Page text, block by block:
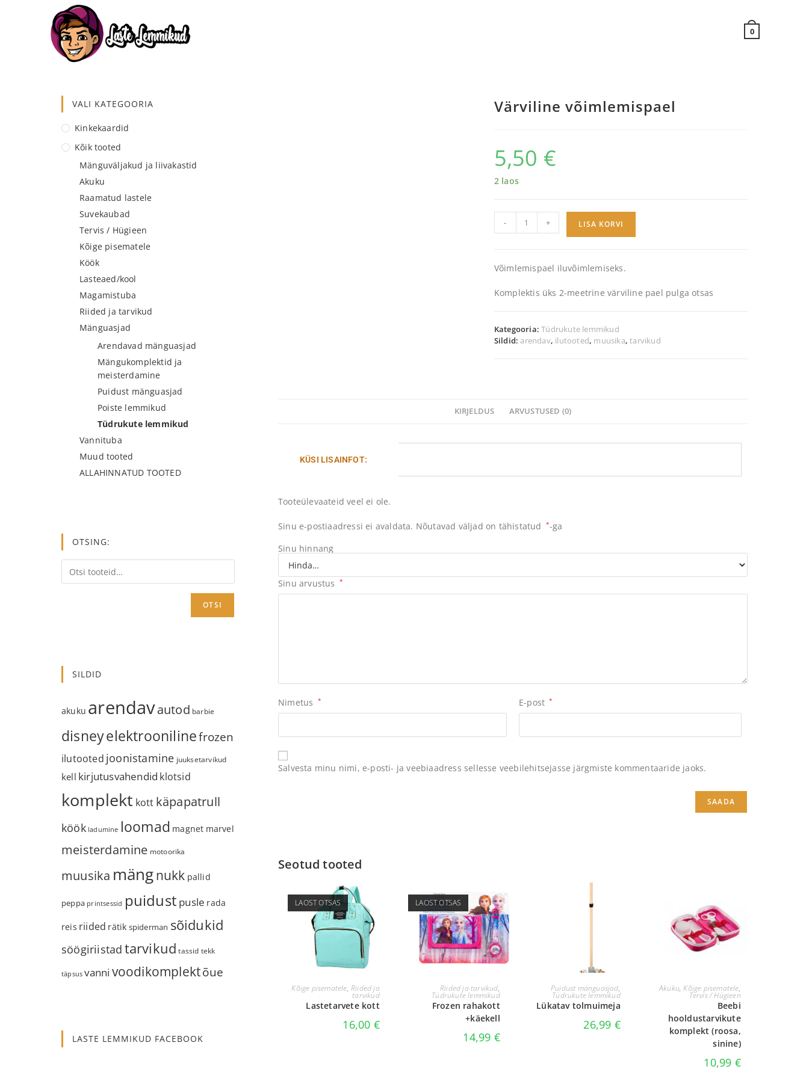
0
Värviline võimlemispael
5,50 €
2 laos
- + LISA KORVI
Võimlemispael iluvõimlemiseks.
Komplektis üks 2-meetrine värviline pael pulga otsas
Kategooria:Tüdrukute lemmikud
Sildid:arendav, ilutooted, muusika,tarvikud
KIRJELDUS ARVUSTUSED (0)
KÜSI LISAINFOT:
Tooteülevaateid veel ei ole.
Sinu e-postiaadressi ei avaldata. Nõutavad väljad on tähistatud *-ga
Sinu hinnang
Sinu arvustus *
Nimetus * E-post *
Salvesta minu nimi, e-posti- ja veebiaadress sellesse veebilehitsejasse järgmiste kommentaaride jaoks.
Seotud tooted
LAOST OTSAS
LOE EDASI
Kõige pisematele, Riided ja
tarvikud
Lastetarvete kott
16,00 €
LAOST OTSAS
LOE EDASI
Riided ja tarvikud,
Tüdrukute lemmikud
Frozen rahakott
+käekell
14,99 €
LISA KORVI
Puidust mänguasjad,
Tüdrukute lemmikud
Lükatav tolmuimeja
26,99 €
VALI
Akuku,Kõige pisematele,
Tervis / Hügieen
Beebi
hooldustarvikute
komplekt (roosa,
sinine)
10,99 €
VALI KATEGOORIA
Kinkekaardid
Kõik tooted
Mänguväljakud ja liivakastid
Akuku
Raamatud lastele
Suvekaubad
Tervis / Hügieen
Kõige pisematele
Köök
Lasteaed/kool
Magamistuba
Riided ja tarvikud
Mänguasjad
Arendavad mänguasjad
Mängukomplektid ja
meisterdamine
Puidust mänguasjad
Poiste lemmikud
Tüdrukute lemmikud
Vannituba
Muud tooted
ALLAHINNATUD TOOTED
OTSING:
OTSI
SILDID
akuku arendavautod barbie
disneyelektroonilinefrozen
ilutooted joonistamine juuksetarvikud
kell kirjutusvahendid klotsid
komplekt kott käpapatrull
köök ladumine loomad magnet marvel
meisterdamine motoorika
muusika mängnukk pallid
peppa printsessid puidust pusle rada
reis riided rätik spiderman sõidukid
söögiriistad tarvikud tassid tekk
täpsus vanni voodikomplektõue
LASTE LEMMIKUD FACEBOOK